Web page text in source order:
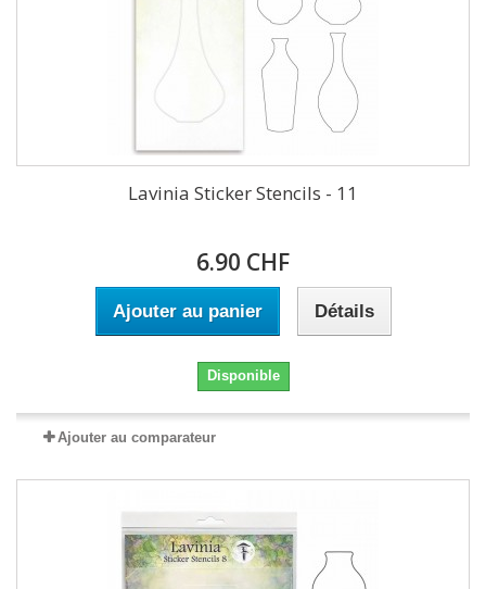
Lavinia Sticker Stencils - 11
6.90 CHF
Ajouter au panier Détails
Disponible
Ajouter au comparateur